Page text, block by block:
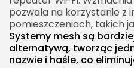
pozwala na korzystanie z
pomieszczeniach, takich
Systemy mesh są
alternatywą, tworząc
nazwie i haśle, co